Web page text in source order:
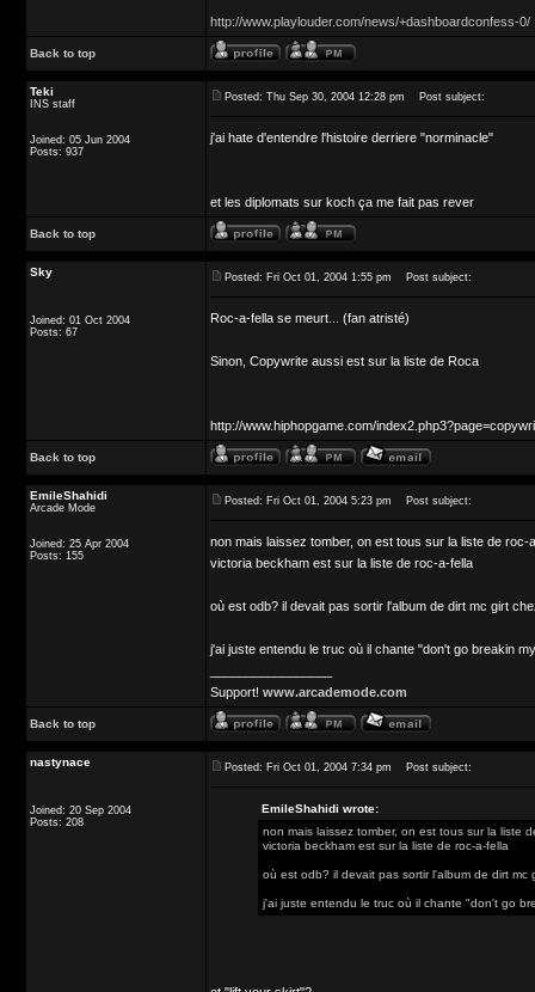
http://www.playlouder.com/news/+dashboardconfess-0/
Back to top
Teki
INS staff
Joined: 05 Jun 2004
Posts: 937
Posted: Thu Sep 30, 2004 12:28 pm Post subject:
j'ai hate d'entendre l'histoire derriere "norminacle"
et les diplomats sur koch ça me fait pas rever
Back to top
Sky
Joined: 01 Oct 2004
Posts: 67
Posted: Fri Oct 01, 2004 1:55 pm Post subject:
Roc-a-fella se meurt... (fan atristé)
Sinon, Copywrite aussi est sur la liste de Roca
http://www.hiphopgame.com/
Back to top
EmileShahidi
Arcade Mode
Joined: 25 Apr 2004
Posts: 155
Posted: Fri Oct 01, 2004 5:23 pm Post subject:
non mais laissez tomber, on est tous sur la liste de roc-
victoria beckham est sur la liste de roc-a-fella
où est odb? il devait pas sortir l'album de dirt mc girt
j'ai juste entendu le truc où il chante "don't go breakin
Support! www.arcademode.com
Back to top
nastynace
Joined: 20 Sep 2004
Posts: 208
Posted: Fri Oct 01, 2004 7:34 pm Post subject:
EmileShahidi wrote:
non mais laissez tomber, on est tous sur la liste
victoria beckham est sur la liste de roc-a-fella
où est odb? il devait pas sortir l'album de dirt
j'ai juste entendu le truc où il chante "don't go